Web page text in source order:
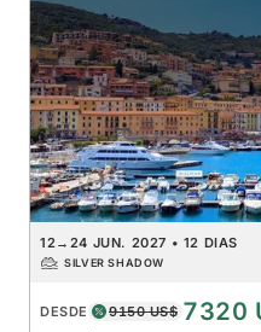
12→ 24 JUN. 2027 • 12 DIAS
SILVER SHADOW
DESDE 9150 US$ 7320